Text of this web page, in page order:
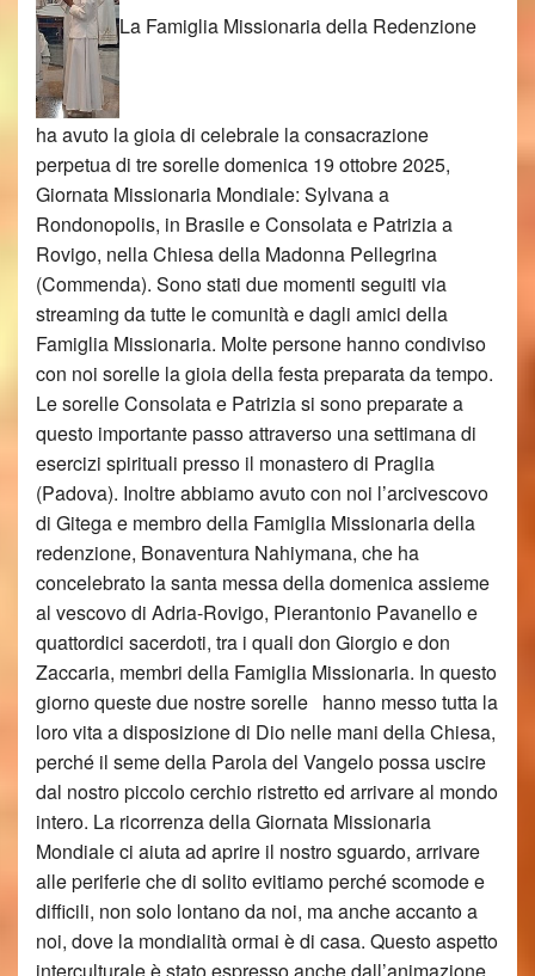
La Famiglia Missionaria della Redenzione
ha avuto la gioia di celebrale la consacrazione
perpetua di tre sorelle domenica 19 ottobre 2025,
Giornata Missionaria Mondiale: Sylvana a
Rondonopolis, in Brasile e Consolata e Patrizia a
Rovigo, nella Chiesa della Madonna Pellegrina
(Commenda). Sono stati due momenti seguiti via
streaming da tutte le comunità e dagli amici della
Famiglia Missionaria. Molte persone hanno condiviso
con noi sorelle la gioia della festa preparata da tempo.
Le sorelle Consolata e Patrizia si sono preparate a
questo importante passo attraverso una settimana di
esercizi spirituali presso il monastero di Praglia
(Padova). Inoltre abbiamo avuto con noi l’arcivescovo
di Gitega e membro della Famiglia Missionaria della
redenzione, Bonaventura Nahiymana, che ha
concelebrato la santa messa della domenica assieme
al vescovo di Adria-Rovigo, Pierantonio Pavanello e
quattordici sacerdoti, tra i quali don Giorgio e don
Zaccaria, membri della Famiglia Missionaria. In questo
giorno queste due nostre sorelle hanno messo tutta la
loro vita a disposizione di Dio nelle mani della Chiesa,
perché il seme della Parola del Vangelo possa uscire
dal nostro piccolo cerchio ristretto ed arrivare al mondo
intero. La ricorrenza della Giornata Missionaria
Mondiale ci aiuta ad aprire il nostro sguardo, arrivare
alle periferie che di solito evitiamo perché scomode e
difficili, non solo lontano da noi, ma anche accanto a
noi, dove la mondialità ormai è di casa. Questo aspetto